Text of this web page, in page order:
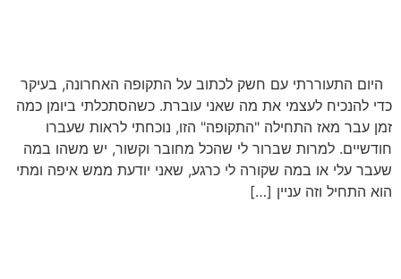
היום התעוררתי עם חשק לכתוב על התקופה האחרונה, בעיקר
כדי להנכיח לעצמי את מה שאני עוברת. כשהסתכלתי ביומן כמה
זמן עבר מאז התחילה "התקופה" הזו, נוכחתי לראות שעברו
חודשיים. למרות שברור לי שהכל מחובר וקשור, יש משהו במה
שעבר עלי או במה שקורה לי כרגע, שאני יודעת ממש איפה ומתי
הוא התחיל וזה עניין […]